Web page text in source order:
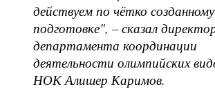
действуем по чётко
подготовке", – сказал
департамента координации
деятельности олимпийских
НОК Алишер Каримов.